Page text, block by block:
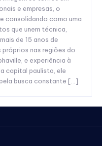
e empresas, o
consolidando como uma
que unem técnica,
de 15 anos de
nas regiões do
e experiência à
capital paulista, ele
busca constante […]